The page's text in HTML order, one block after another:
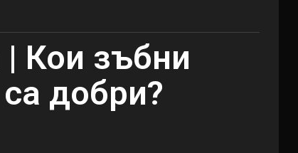
Кои зъбни
добри?